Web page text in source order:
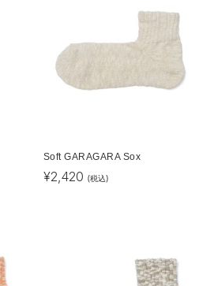
Soft GARAGARA Sox
¥2,420 (税込)